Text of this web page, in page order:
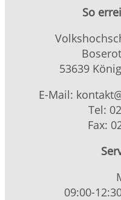
So
53639
E-Mail:
Tel:
Fax:
09:00-